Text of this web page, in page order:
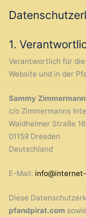
1.
Verantwortlich für
Website und in der
Sammy
c/o Zimmermanns
Waldheimer Straße
01159 Dresden
Deutschland
E-Mail:
Diese
pfandpirat.com